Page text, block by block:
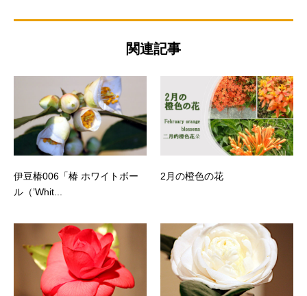
関連記事
伊豆椿006「椿 ホワイトボー
ル（’Whit...
2月の橙色の花